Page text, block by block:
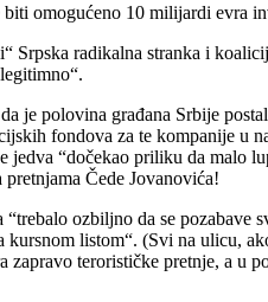
omogućeno 10 milijardi evra
Srpska radikalna stranka i
je polovina građana Srbije
fondova za te kompanije u
jedva “dočekao priliku da
pretnjama Čede Jovanovića!
ozbiljno da se
kursnom listom“. (Svi na ulicu,
terorističke pretnje, a